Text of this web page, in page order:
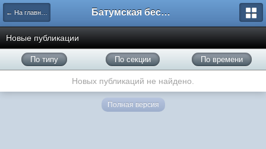
← На главную Батумская беседка
Новые публикации
По типу По секции По времени
Новых публикаций не найдено.
Полная версия